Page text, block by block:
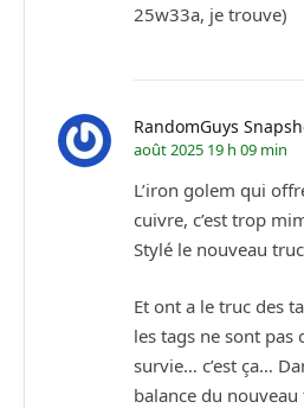
25w33a, je trouve)
RandomGuys
août 2025 19 h 09 min
L’iron golem qui
cuivre, c’est trop
Stylé le nouveau truc
Et ont a le truc des
les tags ne sont pas
survie… c’est ça…
balance du nouveau